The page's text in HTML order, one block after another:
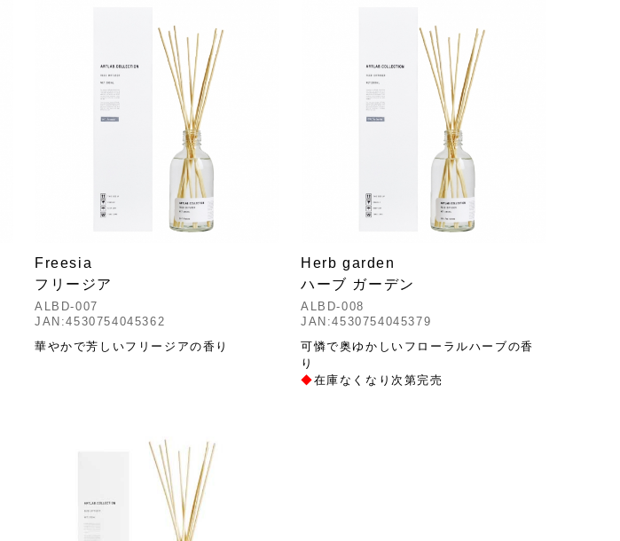
Freesia
フリージア
ALBD-007
JAN:4530754045362
華やかで芳しいフリージアの香り
Herb garden
ハーブ ガーデン
ALBD-008
JAN:4530754045379
可憐で奥ゆかしいフローラルハーブの香
り
◆在庫なくなり次第完売